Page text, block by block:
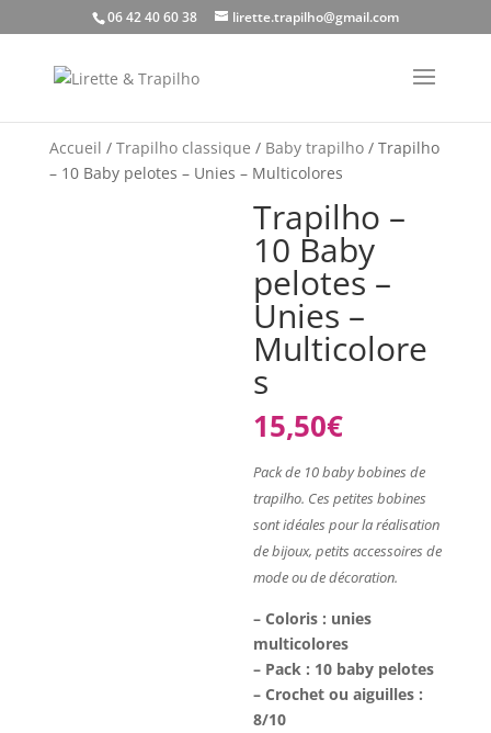
06 42 40 60 38 lirette.trapilho@gmail.com
Accueil / Trapilho classique / Baby trapilho/ Trapilho
– 10 Baby pelotes – Unies – Multicolores
Trapilho –
10 Baby
pelotes –
Unies –
Multicolore
s
15,50€
Pack de 10 baby bobines de
trapilho. Ces petites bobines
sont idéales pour la réalisation
de bijoux, petits accessoires de
mode ou de décoration.
– Coloris : unies
multicolores
– Pack : 10 baby pelotes
– Crochet ou aiguilles :
8/10